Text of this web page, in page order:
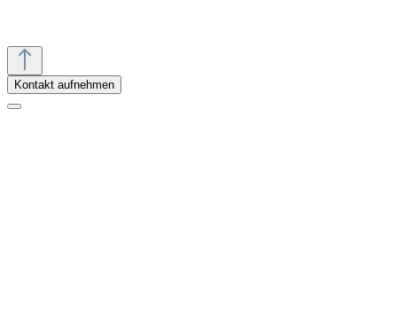
Kontakt aufnehmen